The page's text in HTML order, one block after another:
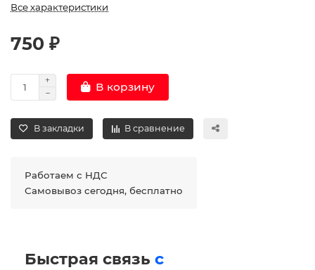
Все характеристики
750 ₽
В корзину
В закладки В сравнение
Работаем с НДС
Самовывоз сегодня, бесплатно
Быстрая связь с